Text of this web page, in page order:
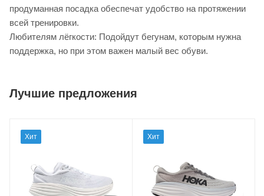
продуманная посадка обеспечат удобство на протяжении
всей тренировки.
Любителям лёгкости: Подойдут бегунам, которым нужна
поддержка, но при этом важен малый вес обуви.
Лучшие предложения
Хит Хит